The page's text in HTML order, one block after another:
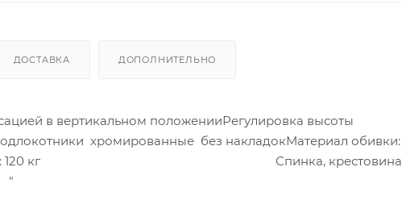
ДОСТАВКА ДОПОЛНИТЕЛЬНО
в вертикальном положенииРегулировка высоты
хромированные без накладокМатериал обивки:
по весу: 120 кг Спинка, крестовина
"